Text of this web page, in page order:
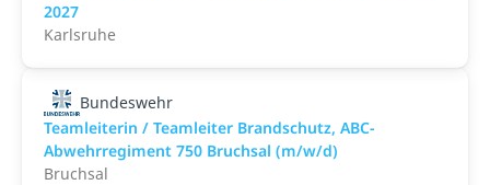
2027
Karlsruhe
Bundeswehr
Teamleiterin / Teamleiter Brandschutz, ABC-
Abwehrregiment 750 Bruchsal (m/w/d)
Bruchsal